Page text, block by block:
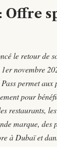
Offre
le retour de
novembre
permet aux
pour
restaurants,
marque, des
à Dubaï et